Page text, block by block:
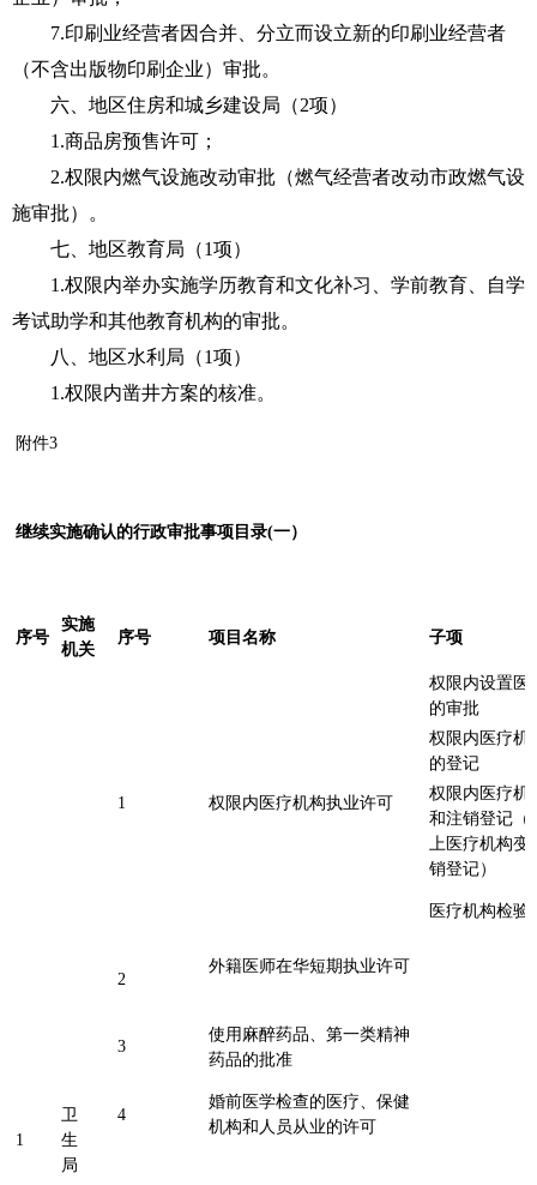
7.印刷业经营者因合并、分立而设立新的印刷业经营者
（不含出版物印刷企业）审批。
六、地区住房和城乡建设局（2项）
1.商品房预售许可；
2.权限内燃气设施改动审批（燃气经营者改动市政燃气设
施审批）。
七、地区教育局（1项）
1.权限内举办实施学历教育和文化补习、学前教育、自学
考试助学和其他教育机构的审批。
八、地区水利局（1项）
1.权限内凿井方案的核准。
附件3
继续实施确认的行政审批事项目录(一）
序号
实施
机关
序号 项目名称 子项
1
卫
生
局
1 权限内医疗机构执业许可
权限内设置医
的审批
权限内医疗机
的登记
权限内医疗机
和注销登记（
上医疗机构变
销登记）
医疗机构检
2
外籍医师在华短期执业许可
3
使用麻醉药品、第一类精神
药品的批准
4
婚前医学检查的医疗、保健
机构和人员从业的许可